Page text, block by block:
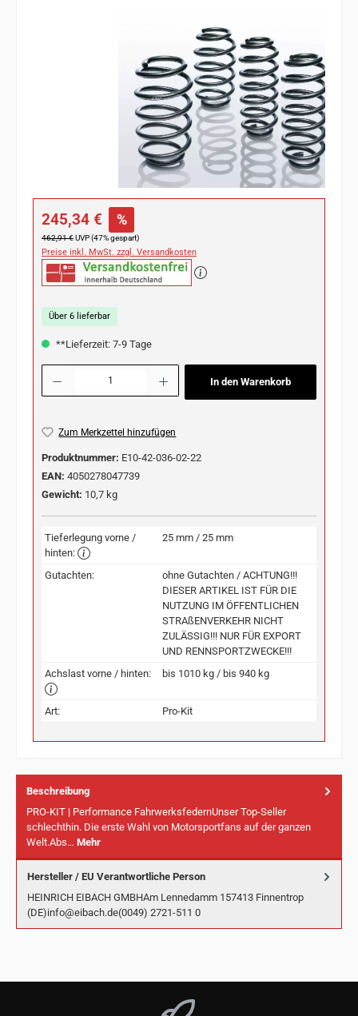
Verkaufspreis:
245,34 € %
Regulärer Preis:
462,91 €UVP (47% gespart)
Preise inkl. MwSt. zzgl. Versandkosten
Über 6 lieferbar
**Lieferzeit: 7-9 Tage
Produkt Anzahl: Gib den gewünschten Wert ein oder benutze die Schaltflächen
In den Warenkorb
Zum Merkzettel hinzufügen
Produktnummer: E10-42-036-02-22
EAN: 4050278047739
Gewicht: 10,7 kg
Tieferlegung vorne /
hinten:
25 mm / 25 mm
Gutachten:
ohne Gutachten / ACHTUNG!!!
DIESER ARTIKEL IST FÜR DIE
NUTZUNG IM ÖFFENTLICHEN
STRAßENVERKEHR NICHT
ZULÄSSIG!!! NUR FÜR EXPORT
UND RENNSPORTZWECKE!!!
Achslast vorne / hinten:
bis 1010 kg / bis 940 kg
Art: Pro-Kit
Beschreibung
PRO-KIT | Performance FahrwerksfedernUnser Top-Seller
schlechthin. Die erste Wahl von Motorsportfans auf der ganzen
Welt.Abs… Mehr
Hersteller / EU Verantwortliche Person
HEINRICH EIBACH GMBHAm Lennedamm 157413 Finnentrop
(DE)info@eibach.de(0049) 2721-511 0